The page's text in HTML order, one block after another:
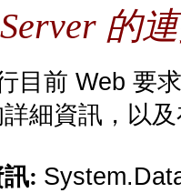
的
目前 Web 要
細資訊，以
: